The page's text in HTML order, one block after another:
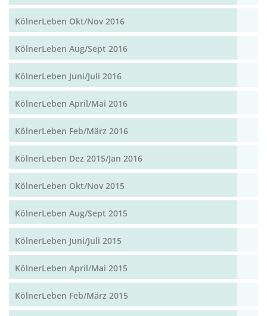
KölnerLeben Okt/Nov 2016
KölnerLeben Aug/Sept 2016
KölnerLeben Juni/Juli 2016
KölnerLeben April/Mai 2016
KölnerLeben Feb/März 2016
KölnerLeben Dez 2015/Jan 2016
KölnerLeben Okt/Nov 2015
KölnerLeben Aug/Sept 2015
KölnerLeben Juni/Juli 2015
KölnerLeben April/Mai 2015
KölnerLeben Feb/März 2015